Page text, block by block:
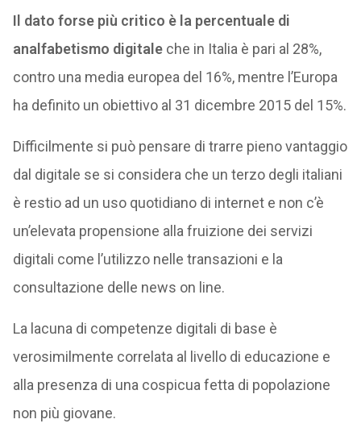
Il dato forse più critico è la percentuale di
analfabetismo digitaleche in Italia è pari al 28%,
contro una media europea del 16%, mentre l’Europa
ha definito un obiettivo al 31 dicembre 2015 del 15%.
Difficilmente si può pensare di trarre pieno vantaggio
dal digitale se si considera che un terzo degli italiani
è restio ad un uso quotidiano di internet e non c’è
un’elevata propensione alla fruizione dei servizi
digitali come l’utilizzo nelle transazioni e la
consultazione delle news on line.
La lacuna di competenze digitali di base è
verosimilmente correlata al livello di educazione e
alla presenza di una cospicua fetta di popolazione
non più giovane.